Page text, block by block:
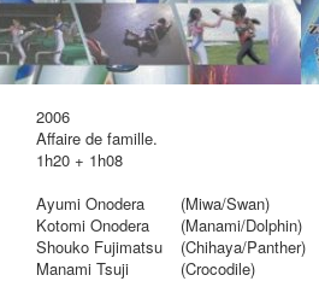
2006
Affaire de famille.
1h20 + 1h08
Ayumi Onodera
(Miwa/Swan)
Kotomi Onodera
(Manami/Dolphin)
Shouko Fujimatsu
(Chihaya/Panther)
Manami Tsuji
(Crocodile)